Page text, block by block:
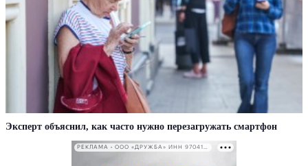
Эксперт объяснил, как часто нужно перезагружать смартфон
РЕКЛАМА • ООО «ДРУЖБА» ИНН 9704146411